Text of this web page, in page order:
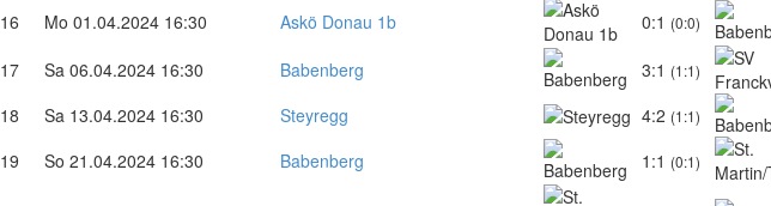
16
Mo 01.04.2024 16:30 Askö Donau 1b 0:1 (0:0)
17
Sa 06.04.2024 16:30 Babenberg 3:1 (1:1)
18
Sa 13.04.2024 16:30 Steyregg 4:2 (1:1)
19
So 21.04.2024 16:30 Babenberg 1:1 (0:1)